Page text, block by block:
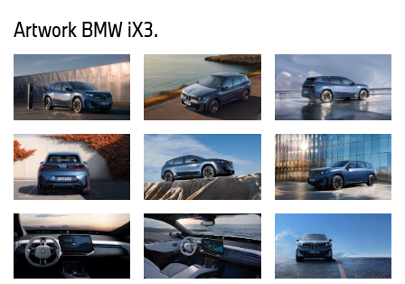
Hamburg, προσθέτει: «Η αγορά αυτοκινήτου βιώνει τη μεγαλύτερη
αλλαγή στην ιστορία της. Για μια μάρκα όπως η BMW, που συνήθως
βρίσκεται μπροστά από τους ανταγωνιστές της, η καινοτομία είναι
καθοριστική. Ωστόσο, για να ξεχωρίσει μακροπρόθεσμα στην
παγκόσμια σκηνή, κάθε μάρκα χρειάζεται μια υπόσχεση που να
αγγίζει τα συναισθήματα – και αυτό είναι κάτι που η BMW διαθέτει
που κυριολεκτικά εφηύρε την οδηγική απόλαυση. Η Neue Klasse
την μεταφέρει τώρα σε μια νέα εποχή».
Βελτιστοποιημένο περιεχόμενο για όλα τα διεθνή κανάλια και
σημεία επαφής.
Στο επίκεντρο της καμπάνιας βρίσκεται το brand film, το οποίο,
μετά την πρεμιέρα της BMW iX3 στην IAA Mobility 2025 (9–14
Artwork BMW iX3.